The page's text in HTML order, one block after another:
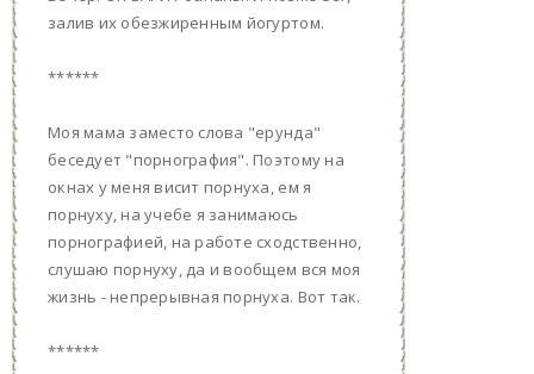
залив их обезжиренным йогуртом.
******
Моя мама заместо слова "ерунда"
беседует "порнография". Поэтому на
окнах у меня висит порнуха, ем я
порнуху, на учебе я занимаюсь
порнографией, на работе сходственно,
слушаю порнуху, да и вообщем вся моя
жизнь - непрерывная порнуха. Вот так.
******